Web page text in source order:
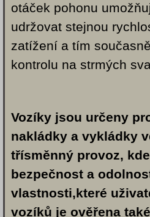
otáček pohonu
udržovat stejnou
zatížení a tím
kontrolu na strmých
Vozíky jsou určeny
nakládky a vykládky
třísměnný provoz,
bezpečnost a
vlastnosti,které
vozíků je ověřena